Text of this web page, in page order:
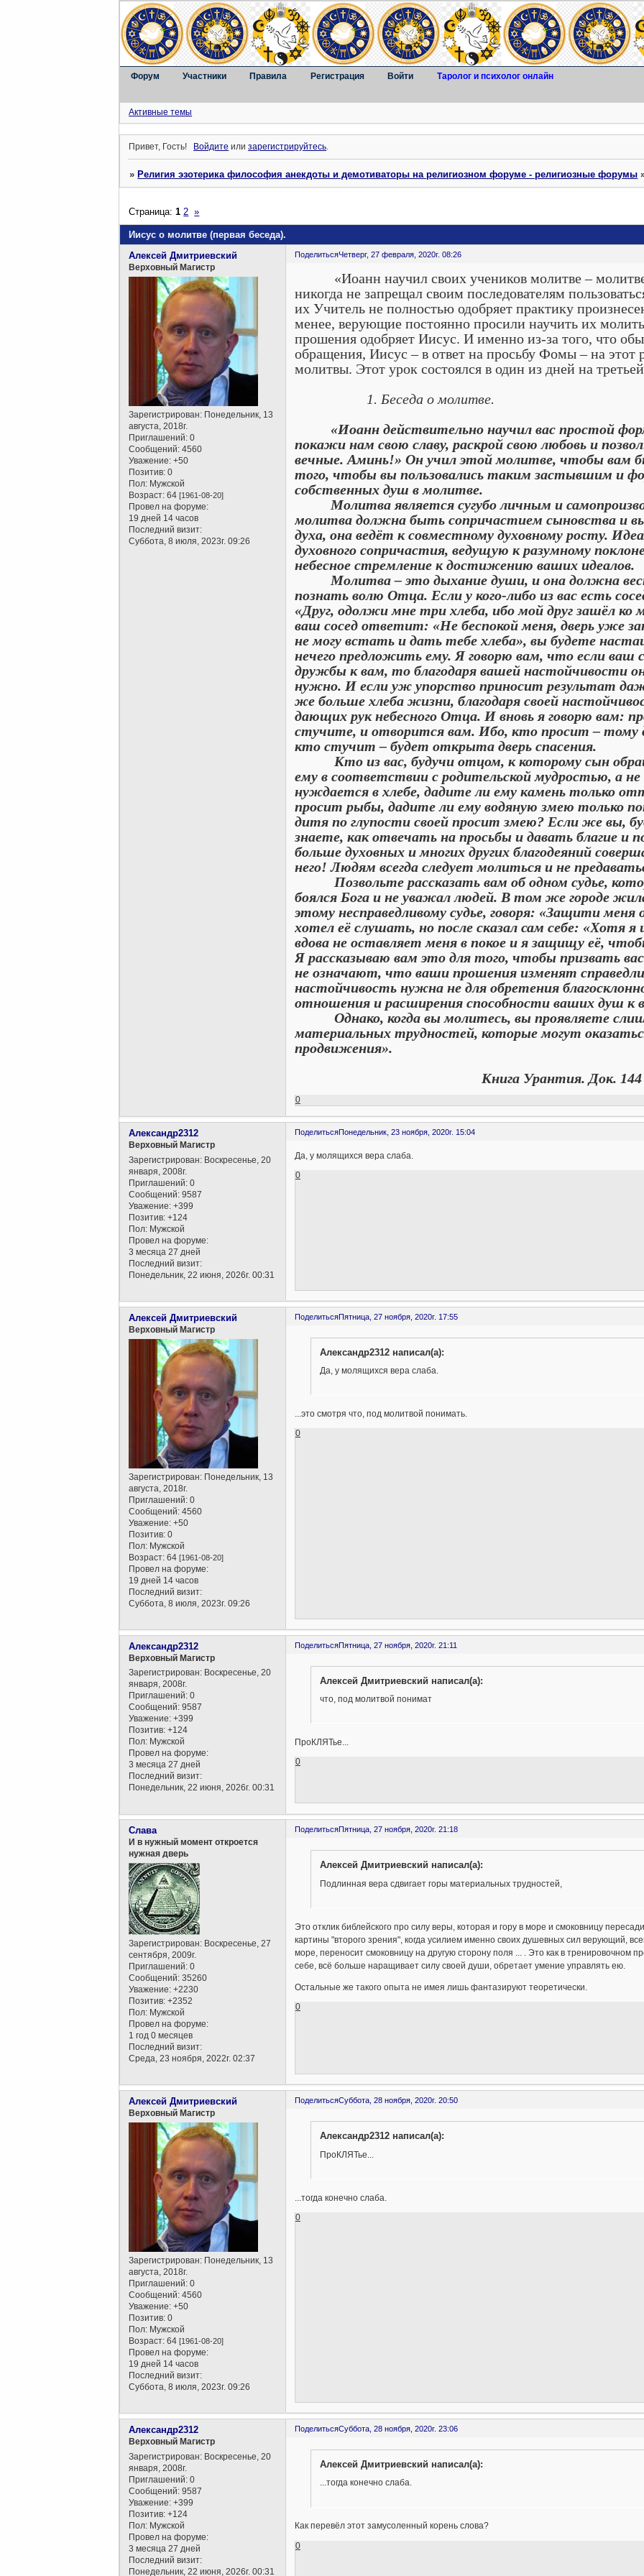
Форум Участники Правила Регистрация Войти Таролог и психолог онлайн
Активные темы
Привет, Гость! Войдите илизарегистрируйтесь.
»Религия эзотерика философия анекдоты и демотиваторы на религиозном форуме - религиозные форумы
Иисус о молитве (первая беседа).
Страница:1 2 »
ПоделитьсяЧетверг, 27 февраля, 2020г. 08:26
Алексей Дмитриевский
Верховный Магистр
Зарегистрирован: Понедельник, 13
августа, 2018г.
Приглашений: 0
Сообщений: 4560
Уважение: +50
Позитив: 0
Пол: Мужской
Возраст: 64[1961-08-20]
Провел на форуме:
19 дней 14 часов
Последний визит:
Суббота, 8 июля, 2023г. 09:26
«Иоанн научил своих учеников молитве – молитве
никогда не запрещал своим последователям
их Учитель не полностью одобряет практику
менее, верующие постоянно просили научить их
прошения одобряет Иисус. И именно из-за того, что
обращения, Иисус – в ответ на просьбу Фомы – на этот
молитвы. Этот урок состоялся в один из дней на
1. Беседа о молитве.
«Иоанн действительно научил вас простой
покажи нам свою славу, раскрой свою любовь и
вечные. Аминь!» Он учил этой молитве, чтобы вам
того, чтобы вы пользовались таким застывшим и
собственных душ в молитве.
Молитва является сугубо личным и
молитва должна быть сопричастием сыновства и
духа, она ведёт к совместному духовному росту.
духовного сопричастия, ведущую к разумному
небесное стремление к достижению ваших идеалов.
Молитва – это дыхание души, и она должна
познать волю Отца. Если у кого-либо из вас есть
«Друг, одолжи мне три хлеба, ибо мой друг зашёл ко
ваш сосед ответит: «Не беспокой меня, дверь уже
не могу встать и дать тебе хлеба», вы будете
нечего предложить ему. Я говорю вам, что если ваш
дружбы к вам, то благодаря вашей настойчивости
нужно. И если уж упорство приносит результат
же больше хлеба жизни, благодаря своей
дающих рук небесного Отца. И вновь я говорю вам:
стучите, и отворится вам. Ибо, кто просит –
кто стучит – будет открыта дверь спасения.
Кто из вас, будучи отцом, к которому сын
ему в соответствии с родительской мудростью, а
нуждается в хлебе, дадите ли ему камень только
просит рыбы, дадите ли ему водяную змею только
дитя по глупости своей просит змею? Если же вы,
знаете, как отвечать на просьбы и давать благие
больше духовных и многих других благодеяний
него! Людям всегда следует молиться и не
Позвольте рассказать вам об одном судье,
боялся Бога и не уважал людей. В том же городе
этому несправедливому судье, говоря: «Защити
хотел её слушать, но после сказал сам себе: «Хотя
вдова не оставляет меня в покое и я защищу её,
Я рассказываю вам это для того, чтобы призвать
не означают, что ваши прошения изменят
настойчивость нужна не для обретения
отношения и расширения способности ваших душ к
Однако, когда вы молитесь, вы проявляете
материальных трудностей, которые могут
продвижения».
Книга Урантия. Док. 144
0
ПоделитьсяПонедельник, 23 ноября, 2020г. 15:04
Александр2312
Верховный Магистр
Зарегистрирован: Воскресенье, 20
января, 2008г.
Приглашений: 0
Сообщений: 9587
Уважение: +399
Позитив: +124
Пол: Мужской
Провел на форуме:
3 месяца 27 дней
Последний визит:
Понедельник, 22 июня, 2026г. 00:31
Да, у молящихся вера слаба.
0
ПоделитьсяПятница, 27 ноября, 2020г. 17:55
Алексей Дмитриевский
Верховный Магистр
Зарегистрирован: Понедельник, 13
августа, 2018г.
Приглашений: 0
Сообщений: 4560
Уважение: +50
Позитив: 0
Пол: Мужской
Возраст: 64[1961-08-20]
Провел на форуме:
19 дней 14 часов
Последний визит:
Суббота, 8 июля, 2023г. 09:26
Александр2312 написал(а):
Да, у молящихся вера слаба.
...это смотря что, под молитвой понимать.
0
ПоделитьсяПятница, 27 ноября, 2020г. 21:11
Александр2312
Верховный Магистр
Зарегистрирован: Воскресенье, 20
января, 2008г.
Приглашений: 0
Сообщений: 9587
Уважение: +399
Позитив: +124
Пол: Мужской
Провел на форуме:
3 месяца 27 дней
Последний визит:
Понедельник, 22 июня, 2026г. 00:31
Алексей Дмитриевский написал(а):
что, под молитвой понимат
ПроКЛЯТье...
0
ПоделитьсяПятница, 27 ноября, 2020г. 21:18
Слава
И в нужный момент откроется
нужная дверь
Зарегистрирован: Воскресенье, 27
сентября, 2009г.
Приглашений: 0
Сообщений: 35260
Уважение: +2230
Позитив: +2352
Пол: Мужской
Провел на форуме:
1 год 0 месяцев
Последний визит:
Среда, 23 ноября, 2022г. 02:37
Алексей Дмитриевский написал(а):
Подлинная вера сдвигает горы материальных трудностей,
Это отклик библейского про силу веры, которая и гору в море и смоковницу
картины "второго зрения", когда усилием именно своих душевных сил верующий,
море, переносит смоковницу на другую сторону поля ... . Это как в тренировочном
себе, всё больше наращивает силу своей души, обретает умение управлять ею.
Остальные же такого опыта не имея лишь фантазируют теоретически.
0
ПоделитьсяСуббота, 28 ноября, 2020г. 20:50
Алексей Дмитриевский
Верховный Магистр
Зарегистрирован: Понедельник, 13
августа, 2018г.
Приглашений: 0
Сообщений: 4560
Уважение: +50
Позитив: 0
Пол: Мужской
Возраст: 64[1961-08-20]
Провел на форуме:
19 дней 14 часов
Последний визит:
Суббота, 8 июля, 2023г. 09:26
Александр2312 написал(а):
ПроКЛЯТье...
...тогда конечно слаба.
0
ПоделитьсяСуббота, 28 ноября, 2020г. 23:06
Александр2312
Верховный Магистр
Зарегистрирован: Воскресенье, 20
января, 2008г.
Приглашений: 0
Сообщений: 9587
Уважение: +399
Позитив: +124
Пол: Мужской
Провел на форуме:
3 месяца 27 дней
Последний визит:
Понедельник, 22 июня, 2026г. 00:31
Алексей Дмитриевский написал(а):
...тогда конечно слаба.
Как перевёл этот замусоленный корень слова?
0